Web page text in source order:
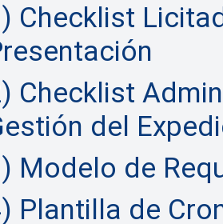
Checklist
Checklist
del
Modelo de
Plantilla de